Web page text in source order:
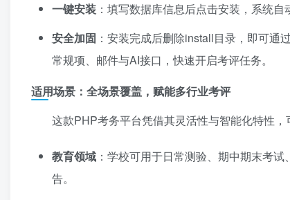
一键安装 ：填写数据库信息后点击安装，系统
安全加固 ：安装完成后删除install目录，即可通
常规项、邮件与AI接口，快速开启考评任务。
适用场景：全场景覆盖，赋能多行业考评
这款PHP考务平台凭借其灵活性与智能化特性，
教育领域 ：学校可用于日常测验、期中期末考
告。